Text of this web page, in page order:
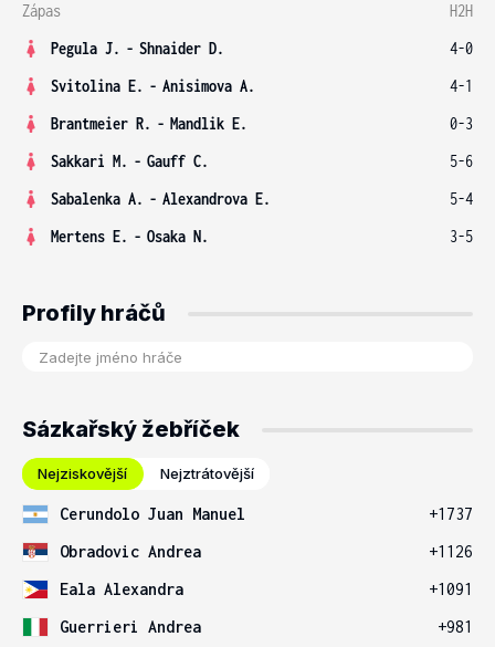
Zápas
H2H
Pegula J. - Shnaider D.
4-0
Svitolina E. - Anisimova A.
4-1
Brantmeier R. - Mandlik E.
0-3
Sakkari M. - Gauff C.
5-6
Sabalenka A. - Alexandrova E.
5-4
Mertens E. - Osaka N. 3-5
Profily hráčů
Sázkařský žebříček
Nejziskovější Nejztrátovější
Cerundolo Juan Manuel
+1737
Obradovic Andrea
+1126
Eala Alexandra
+1091
Guerrieri Andrea
+981